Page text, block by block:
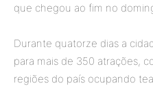
que chegou ao fim no
Durante quatorze dias a
para mais de 350 atrações,
regiões do país ocupando